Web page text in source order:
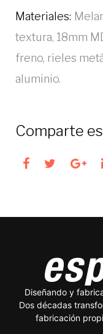
Materiales:
textura, 18mm
freno, rieles
aluminio.
Comparte
Facebook
Twitter
Diseñando y
Dos décadas
fabricación